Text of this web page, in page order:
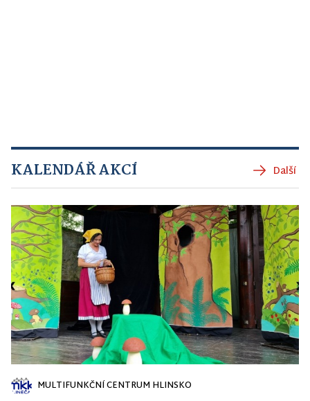
KALENDÁŘ AKCÍ Další
MULTIFUNKČNÍ CENTRUM HLINSKO